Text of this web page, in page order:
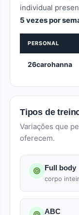
individual
5 vezes por
PERSONAL
26carohanna
Tipos de
Variações que
oferecem.
Full body
corpo
ABC